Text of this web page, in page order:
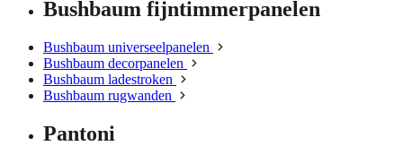
Bushbaum fijntimmerpanelen
Bushbaum universeelpanelen
Bushbaum decorpanelen
Bushbaum ladestroken
Bushbaum rugwanden
Pantoni